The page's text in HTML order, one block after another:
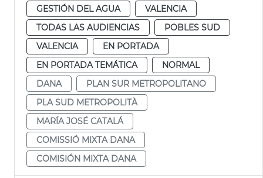
GESTIÓN DEL AGUA
VALENCIA
TODAS LAS AUDIENCIAS
POBLES SUD
VALENCIA
EN PORTADA
EN PORTADA TEMÁTICA
NORMAL
DANA
PLAN SUR METROPOLITANO
PLA SUD METROPOLITÀ
MARÍA JOSÉ CATALÁ
COMISSIÓ MIXTA DANA
COMISIÓN MIXTA DANA